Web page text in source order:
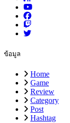
ข้อมูล
Home
Game
Review
Category
Post
Hashtag